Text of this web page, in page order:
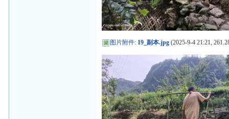
图片附件: 19_副本.jpg (2025-9-4 21:21,